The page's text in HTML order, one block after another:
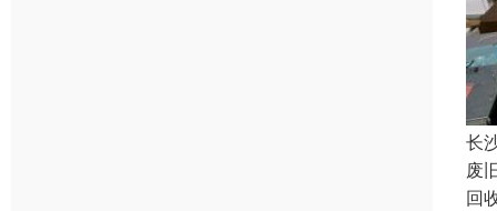
长
废
回